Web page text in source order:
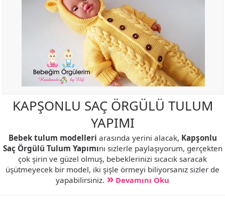
KAPŞONLU SAÇ ÖRGÜLÜ TULUM
YAPIMI
Bebek tulum modelleri arasında yerini alacak, Kapşonlu
Saç Örgülü Tulum Yapımını sizlerle paylaşıyorum, gerçekten
çok şirin ve güzel olmuş, bebeklerinizi sıcacık saracak
üşütmeyecek bir model, iki şişle örmeyi biliyorsanız sizler de
yapabilirsiniz.
Devamını Oku